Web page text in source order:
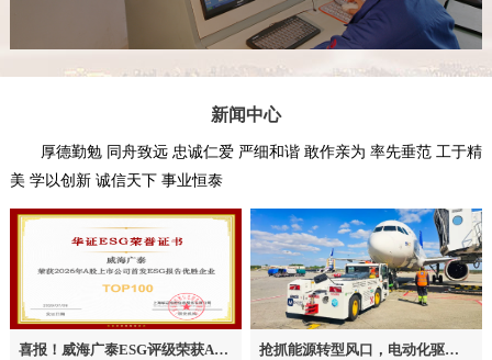
新闻中心
厚德勤勉 同舟致远 忠诚仁爱 严细和谐 敢作亲为 率先垂范 工于精
美 学以创新 诚信天下 事业恒泰
喜报！威海广泰ESG评级荣获AAA级 可持续发展实力获权威认可 抢抓能源转型风口，电动化驱动威海广泰欧洲业务腾飞